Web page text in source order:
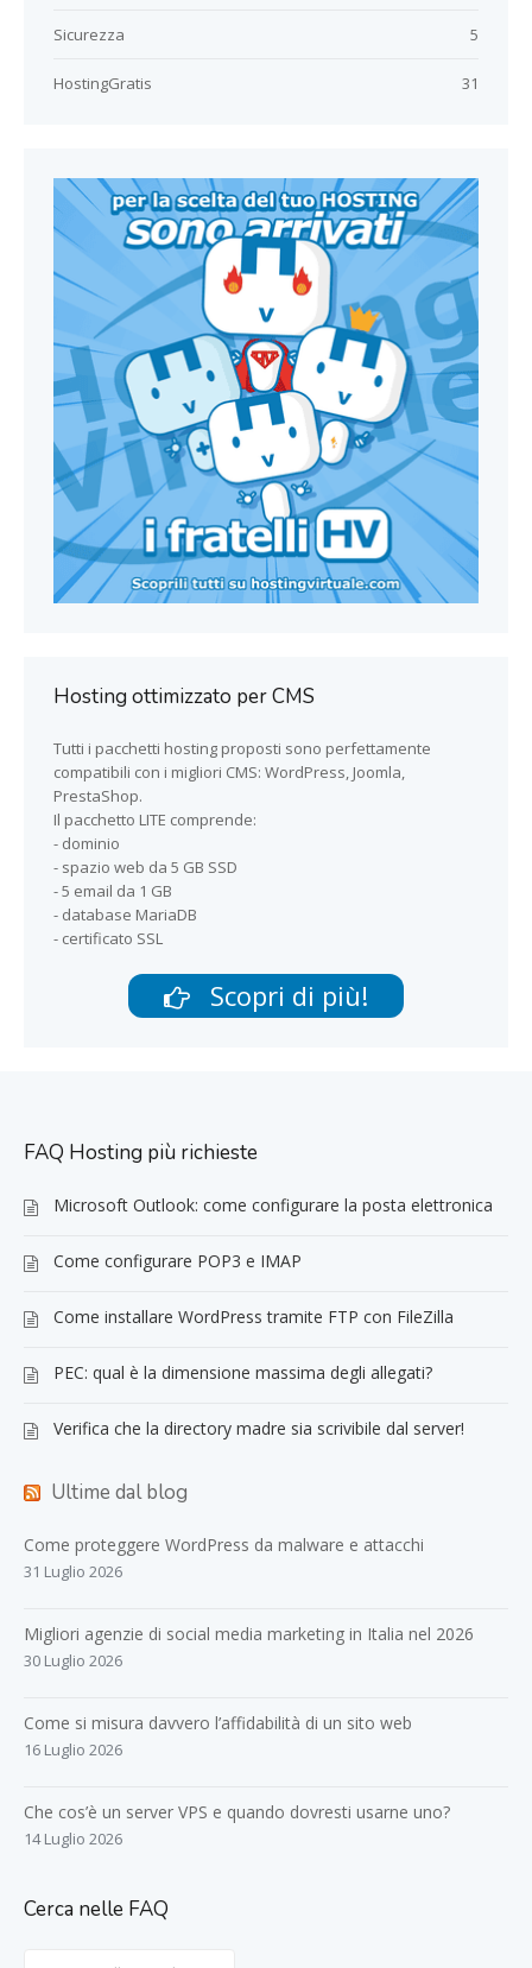
5
Sicurezza
31
HostingGratis
Hosting ottimizzato per CMS
Tutti i pacchetti hosting proposti sono perfettamente
compatibili con i migliori CMS: WordPress, Joomla,
PrestaShop.
Il pacchetto LITE comprende:
- dominio
- spazio web da 5 GB SSD
- 5 email da 1 GB
- database MariaDB
- certificato SSL
Scopri di più!
FAQ Hosting più richieste
Microsoft Outlook: come configurare la posta elettronica
Come configurare POP3 e IMAP
Come installare WordPress tramite FTP con FileZilla
PEC: qual è la dimensione massima degli allegati?
Verifica che la directory madre sia scrivibile dal server!
Ultime dal blog
Come proteggere WordPress da malware e attacchi
31 Luglio 2026
Migliori agenzie di social media marketing in Italia nel 2026
30 Luglio 2026
Come si misura davvero l’affidabilità di un sito web
16 Luglio 2026
Che cos’è un server VPS e quando dovresti usarne uno?
14 Luglio 2026
Cerca nelle FAQ